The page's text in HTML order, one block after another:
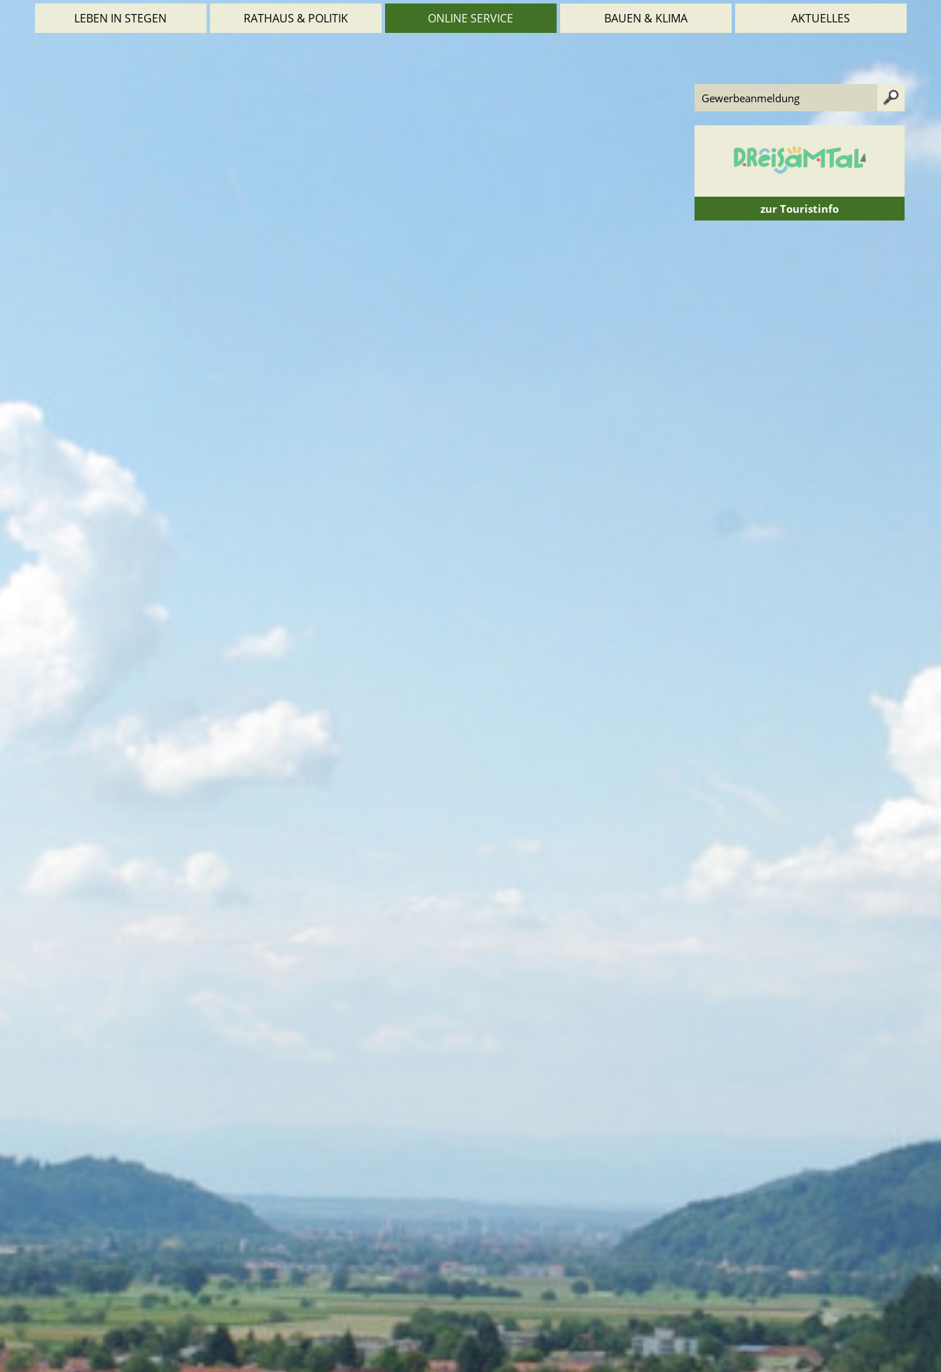
LEBEN IN STEGEN RATHAUS & POLITIK ONLINE SERVICE BAUEN & KLIMA AKTUELLES
zur Touristinfo